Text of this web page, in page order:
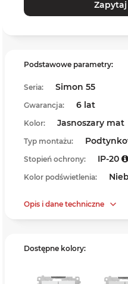
Podstawowe parametry:
Seria: Simon 55
Gwarancja: 6 lat
Kolor: Jasnoszary mat
Typ montażu:
Stopień ochrony: IP-20
Kolor podświetlenia:
Opis i dane techniczne
Dostępne kolory: